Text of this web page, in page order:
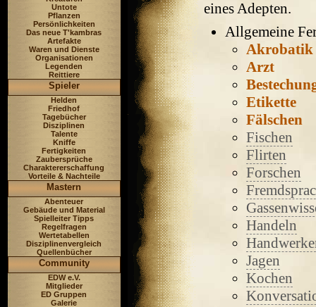
Untote
Pflanzen
Persönlichkeiten
Das neue T'kambras
Artefakte
Waren und Dienste
Organisationen
Legenden
Reittiere
Spieler
Helden
Friedhof
Tagebücher
Disziplinen
Talente
Kniffe
Fertigkeiten
Zaubersprüche
Charaktererschaffung
Vorteile & Nachteile
Mastern
Abenteuer
Gebäude und Material
Spielleiter Tipps
Regelfragen
Wertetabellen
Disziplinenvergleich
Quellenbücher
Community
EDW e.V.
Mitglieder
ED Gruppen
Galerie
eines Adepten.
Allgemeine
Akrobatik
Arzt
Etikette
Fälschen
Fischen
Flirten
Forschen
Handeln
Jagen
Kochen